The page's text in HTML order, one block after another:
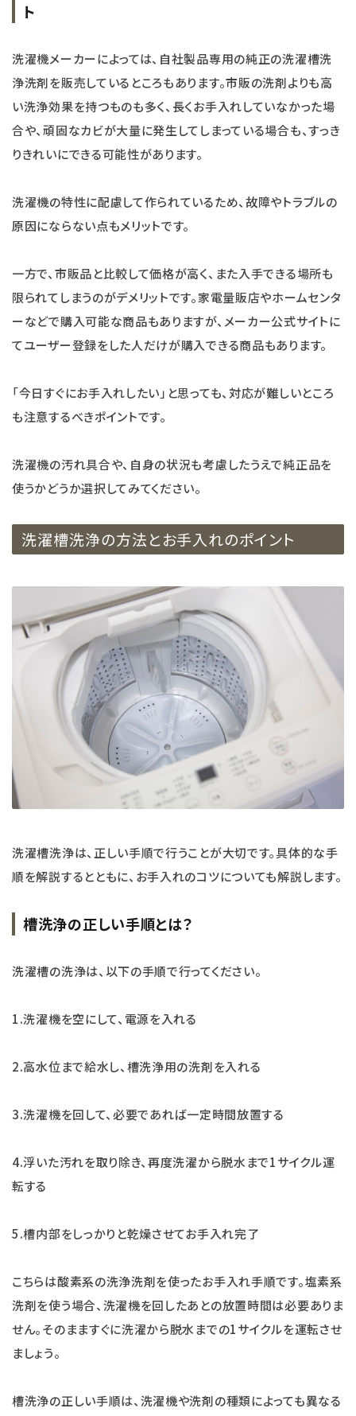
ト
洗濯機メーカーによっては、自社製品専用の純正の洗濯槽洗
浄洗剤を販売しているところもあります。市販の洗剤よりも高
い洗浄効果を持つものも多く、長くお手入れしていなかった場
合や、頑固なカビが大量に発生してしまっている場合も、すっき
りきれいにできる可能性があります。
洗濯機の特性に配慮して作られているため、故障やトラブルの
原因にならない点もメリットです。
一方で、市販品と比較して価格が高く、また入手できる場所も
限られてしまうのがデメリットです。家電量販店やホームセンタ
ーなどで購入可能な商品もありますが、メーカー公式サイトに
てユーザー登録をした人だけが購入できる商品もあります。
「今日すぐにお手入れしたい」と思っても、対応が難しいところ
も注意するべきポイントです。
洗濯機の汚れ具合や、自身の状況も考慮したうえで純正品を
使うかどうか選択してみてください。
洗濯槽洗浄の方法とお手入れのポイント
洗濯槽洗浄は、正しい手順で行うことが大切です。具体的な手
順を解説するとともに、お手入れのコツについても解説します。
槽洗浄の正しい手順とは？
洗濯槽の洗浄は、以下の手順で行ってください。
1.洗濯機を空にして、電源を入れる
2.高水位まで給水し、槽洗浄用の洗剤を入れる
3.洗濯機を回して、必要であれば一定時間放置する
4.浮いた汚れを取り除き、再度洗濯から脱水まで1サイクル運
転する
5.槽内部をしっかりと乾燥させてお手入れ完了
こちらは酸素系の洗浄洗剤を使ったお手入れ手順です。塩素系
洗剤を使う場合、洗濯機を回したあとの放置時間は必要ありま
せん。そのまますぐに洗濯から脱水までの1サイクルを運転させ
ましょう。
槽洗浄の正しい手順は、洗濯機や洗剤の種類によっても異なる